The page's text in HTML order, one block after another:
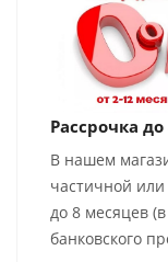
Рассрочка
В нашем
частичной
до 8 месяцев
банковского